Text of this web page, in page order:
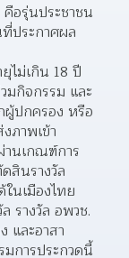
อรุ่นประชาชน
ประกาศผล
ไม่เกิน 18 ปี
มกิจกรรม และ
ผู้ปกครอง หรือ
ภาพเข้า
านเกณฑ์การ
สินรางวัล
นเมืองไทย
รางวัล อพวช.
และอาสา